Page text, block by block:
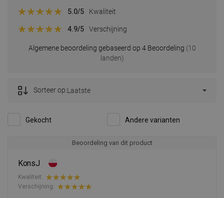
Algemene beoordeling gebaseerd op 4 Beoordeling (10
landen)
5.0/5 Kwaliteit
4.9/5 Verschijning
Gekocht Andere varianten
Sorteer op:Laatste
Beoordeling van dit product
KonsJ
Kwaliteit:
Verschijning: